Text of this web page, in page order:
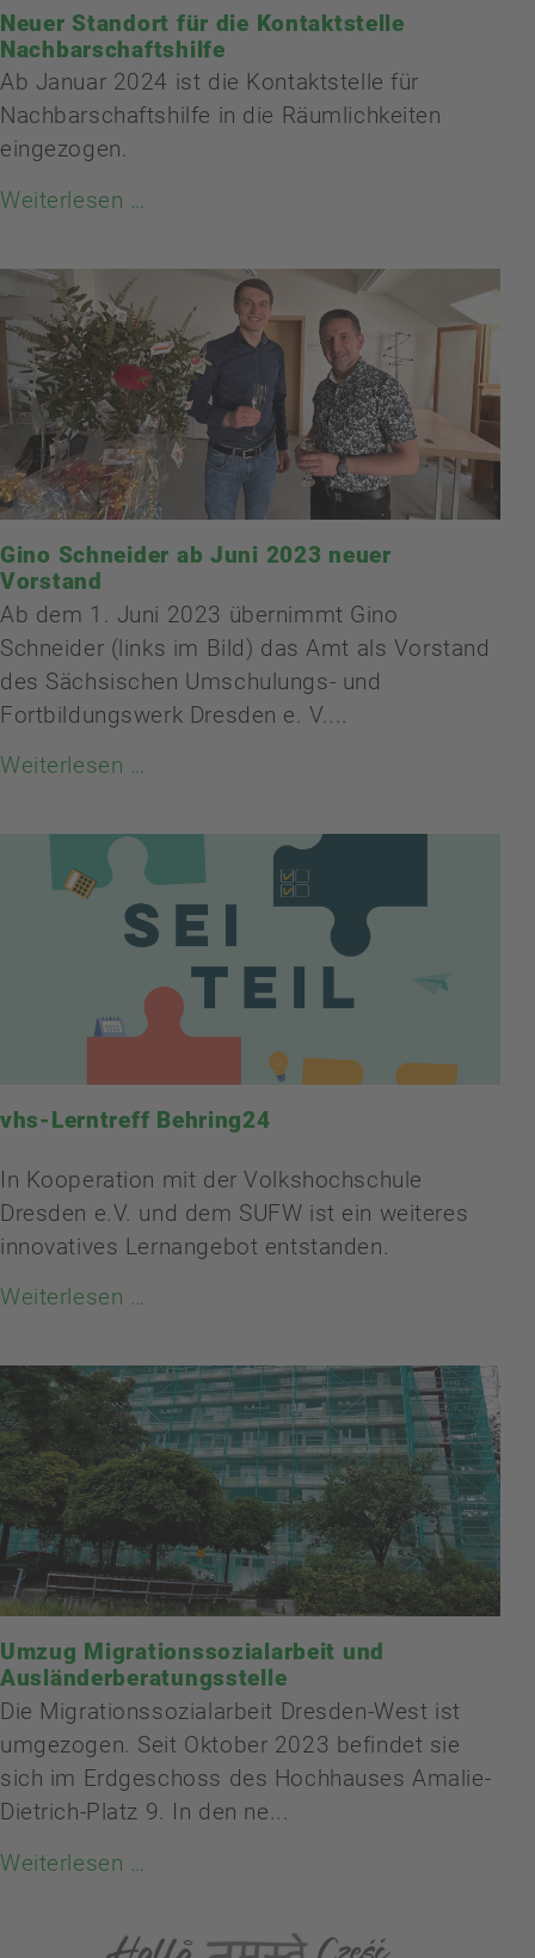
Neuer Standort für die Kontaktstelle
Nachbarschaftshilfe
Ab Januar 2024 ist die Kontaktstelle für
Nachbarschaftshilfe in die Räumlichkeiten
eingezogen.
Weiterlesen …
Gino Schneider ab Juni 2023 neuer
Vorstand
Ab dem 1. Juni 2023 übernimmt Gino
Schneider (links im Bild) das Amt als Vorstand
des Sächsischen Umschulungs- und
Fortbildungswerk Dresden e. V....
Weiterlesen …
vhs-Lerntreff Behring24
In Kooperation mit der Volkshochschule
Dresden e.V. und dem SUFW ist ein weiteres
innovatives Lernangebot entstanden.
Weiterlesen …
Umzug Migrationssozialarbeit und
Ausländerberatungsstelle
Die Migrationssozialarbeit Dresden-West ist
umgezogen. Seit Oktober 2023 befindet sie
sich im Erdgeschoss des Hochhauses Amalie-
Dietrich-Platz 9. In den ne...
Weiterlesen …